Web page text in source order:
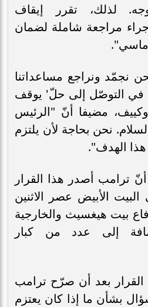
لذلك، تقرر إيقاف
مراجعة شاملة لضمان
نجمّد ونراجع مساعداتنا
في التوصّل إلى حلّ' يوقف
مضيفا أنّ "الرئيس
نحن بحاجة لأن يلتزم
هذا الهدف".
ترامب أصدر هذا القرار
الأبيض عصر الاثنين
بيت هيغسيث والخارجية
إلى عدد من كبار
القرار بعد أن صرّح ترامب
بشأن ما إذا كان يعتزم